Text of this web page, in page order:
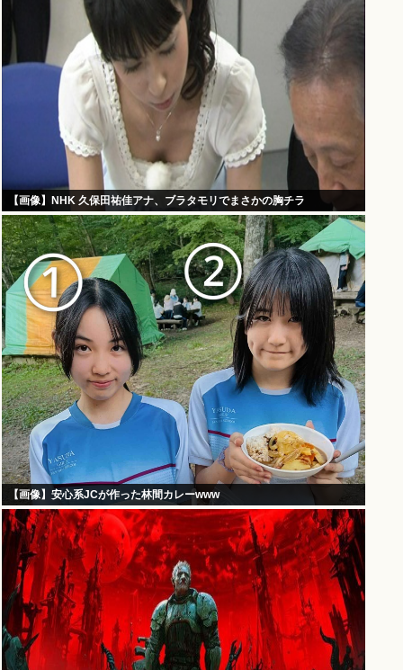
【画像】NHK 久保田祐佳アナ、ブラタモリでまさかの胸チラ
【画像】安心系JCが作った林間カレーwww